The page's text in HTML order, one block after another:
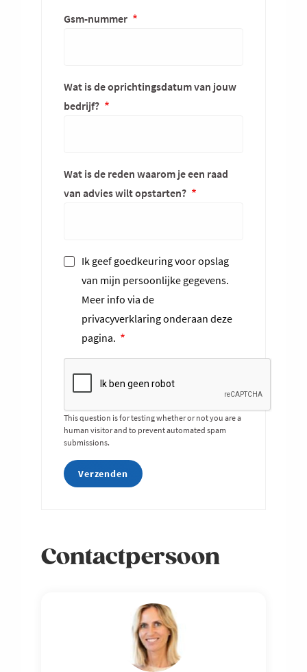
Gsm-nummer
Wat is de oprichtingsdatum van jouw
bedrijf?
Wat is de reden waarom je een raad
van advies wilt opstarten?
Ik geef goedkeuring voor opslag
van mijn persoonlijke gegevens.
Meer info via de
privacyverklaring onderaan deze
pagina.
This question is for testing whether or not you are a
human visitor and to prevent automated spam
submissions.
Contactpersoon